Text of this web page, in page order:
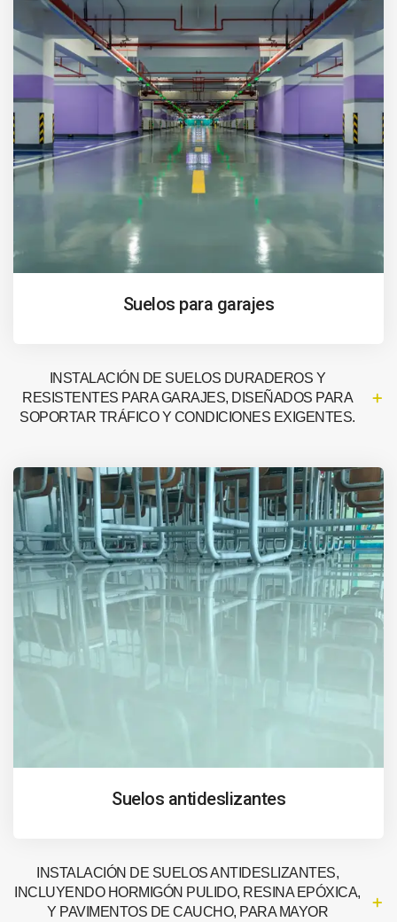
Suelos para garajes
INSTALACIÓN DE SUELOS DURADEROS Y
RESISTENTES PARA GARAJES, DISEÑADOS PARA
SOPORTAR TRÁFICO Y CONDICIONES EXIGENTES.
Suelos antideslizantes
INSTALACIÓN DE SUELOS ANTIDESLIZANTES,
INCLUYENDO HORMIGÓN PULIDO, RESINA EPÓXICA,
Y PAVIMENTOS DE CAUCHO, PARA MAYOR